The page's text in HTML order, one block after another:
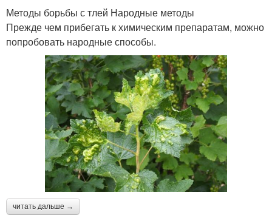
Методы борьбы с тлей Народные методы
Прежде чем прибегать к химическим препаратам, можно
попробовать народные способы.
читать дальше →